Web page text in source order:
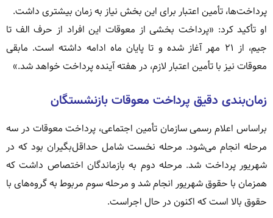
پرداخت‌ها، تأمین اعتبار برای این بخش نیاز به زمان بیشتری داشت.
او تأکید کرد: «پرداخت بخشی از معوقات این افراد از حرف الف تا
جیم، از ۲۱ مهر آغاز شده و تا پایان ماه ادامه داشته است. مابقی
معوقات نیز با تأمین اعتبار لازم، در هفته آینده پرداخت خواهد شد.»
زمان‌بندی دقیق پرداخت معوقات بازنشستگان
براساس اعلام رسمی سازمان تأمین اجتماعی، پرداخت معوقات در سه
مرحله انجام می‌شود. مرحله نخست شامل حداقل‌بگیران بود که در
شهریور پرداخت شد. مرحله دوم به بازماندگان اختصاص داشت که
همزمان با حقوق شهریور انجام شد و مرحله سوم مربوط به گروه‌های با
حقوق بالا است که اکنون در حال اجراست.